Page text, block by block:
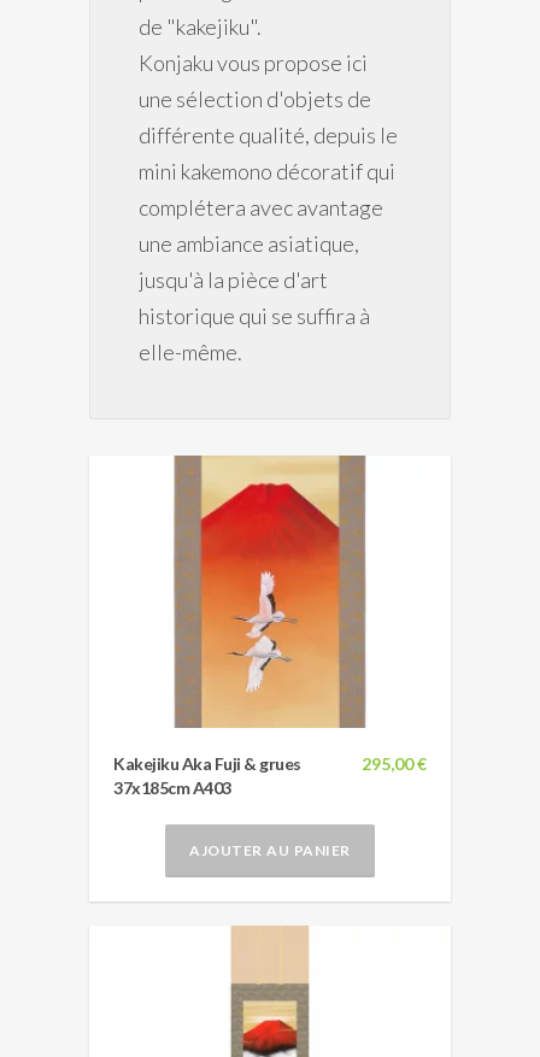
de "kakejiku".
Konjaku vous propose ici
une sélection d'objets de
différente qualité, depuis le
mini kakemono décoratif qui
complétera avec avantage
une ambiance asiatique,
jusqu'à la pièce d'art
historique qui se suffira à
elle-même.
295,00 €
Kakejiku Aka Fuji & grues
37x185cm A403
AJOUTER AU PANIER